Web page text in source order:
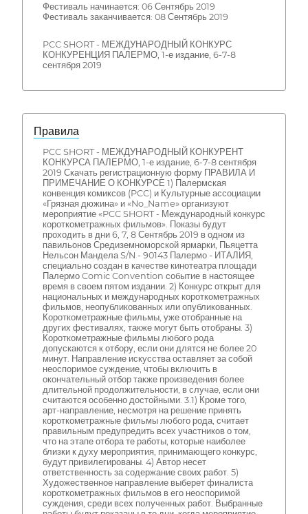
Фестиваль начинается: 06 Сентябрь 2019
Фестиваль заканчивается: 08 Сентябрь 2019
PCC SHORT - МЕЖДУНАРОДНЫЙ КОНКУРС
КОНКУРЕНЦИЯ ПАЛЕРМО, 1-е издание, 6-7-8
сентября 2019
Правила
PCC SHORT - МЕЖДУНАРОДНЫЙ КОНКУРЕНТ
КОНКУРСА ПАЛЕРМО, 1-е издание, 6-7-8 сентября
2019 Скачать регистрационную форму ПРАВИЛА И
ПРИМЕЧАНИЕ О КОНКУРСЕ 1) Палермская
конвенция комиксов (PCC) и Культурные ассоциации
«Грязная дюжина» и «No_Name» организуют
мероприятие «PCC SHORT - Международный конкурс
короткометражных фильмов». Показы будут
проходить в дни 6, 7, 8 Сентябрь 2019 в одном из
павильонов Средиземноморской ярмарки, Пьяцетта
Нельсон Мандела S/N - 90143 Палермо - ИТАЛИЯ,
специально создан в качестве кинотеатра площади
Палермо Comic Convention событие в настоящее
время в своем пятом издании. 2) Конкурс открыт для
национальных и международных короткометражных
фильмов, неопубликованных или опубликованных.
Короткометражные фильмы, уже отобранные на
других фестивалях, также могут быть отобраны. 3)
Короткометражные фильмы любого рода
допускаются к отбору, если они длятся не более 20
минут. Направление искусства оставляет за собой
неоспоримое суждение, чтобы включить в
окончательный отбор также произведения более
длительной продолжительности, в случае, если они
считаются особенно достойными. 3.1) Кроме того,
арт-направление, несмотря на решение принять
короткометражные фильмы любого рода, считает
правильным предупредить всех участников о том,
что на этапе отбора те работы, которые наиболее
близки к духу мероприятия, принимающего конкурс,
будут привилегированы. 4) Автор несет
ответственность за содержание своих работ. 5)
Художественное направление выберет финалиста
короткометражных фильмов в его неоспоримой
суждения, среди всех полученных работ. Выбранные